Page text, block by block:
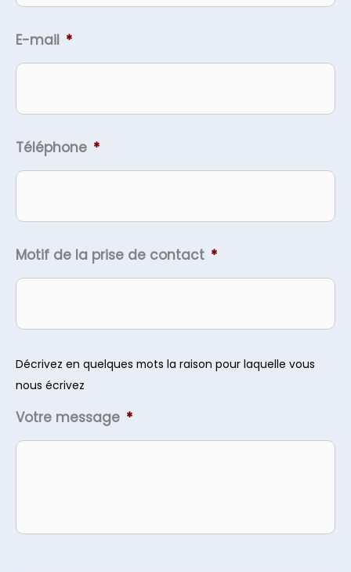
E-mail *
Téléphone *
Motif de la prise de contact *
Décrivez en quelques mots la raison pour laquelle vous
nous écrivez
Votre message *